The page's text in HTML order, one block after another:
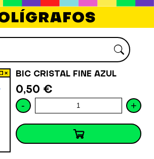
BIC CRISTAL FINE AZUL
0,50 €
- +